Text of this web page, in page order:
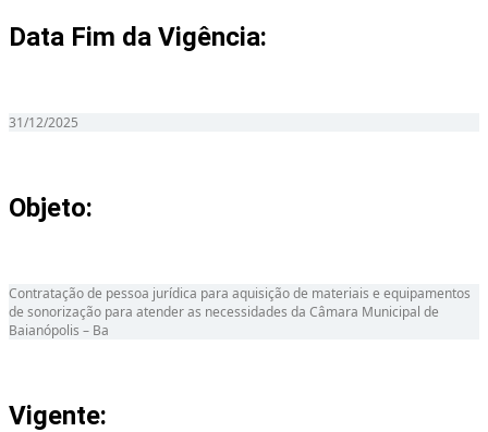
Data Fim da Vigência:
31/12/2025
Objeto:
Contratação de pessoa jurídica para aquisição de materiais e equipamentos
de sonorização para atender as necessidades da Câmara Municipal de
Baianópolis – Ba
Vigente: